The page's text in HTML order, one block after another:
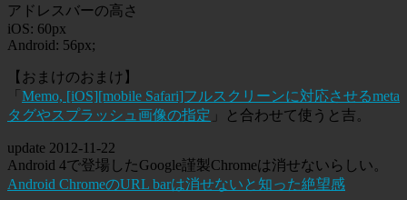
アドレスバーの高さ
iOS: 60px
Android: 56px;
【おまけのおまけ】
「 Memo, [iOS][mobile Safari]フルスクリーンに対応させるmeta
タグやスプラッシュ画像の指定 」と合わせて使うと吉。
update 2012-11-22
Android 4で登場したGoogle謹製Chromeは消せないらしい。
Android ChromeのURL barは消せないと知った絶望感